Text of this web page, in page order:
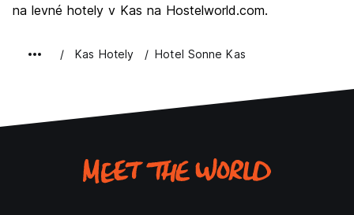
na levné hotely v Kas na Hostelworld.com.
Kas Hotely Hotel Sonne Kas